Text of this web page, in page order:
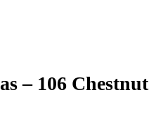
– 106 Chestnut